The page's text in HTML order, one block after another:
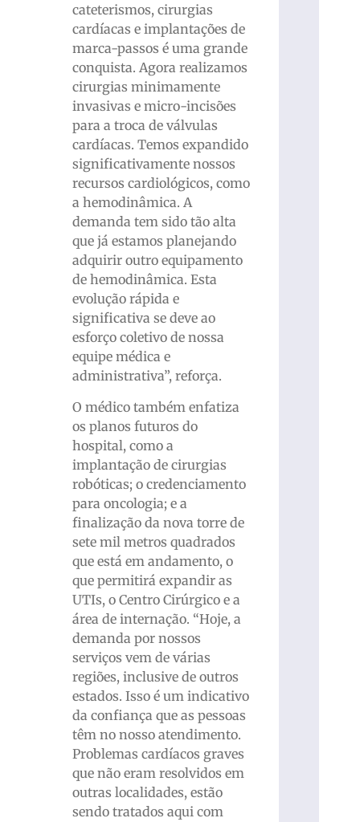
cateterismos, cirurgias
cardíacas e implantações de
marca-passos é uma grande
conquista. Agora realizamos
cirurgias minimamente
invasivas e micro-incisões
para a troca de válvulas
cardíacas. Temos expandido
significativamente nossos
recursos cardiológicos, como
a hemodinâmica. A
demanda tem sido tão alta
que já estamos planejando
adquirir outro equipamento
de hemodinâmica. Esta
evolução rápida e
significativa se deve ao
esforço coletivo de nossa
equipe médica e
administrativa”, reforça.
O médico também enfatiza
os planos futuros do
hospital, como a
implantação de cirurgias
robóticas; o credenciamento
para oncologia; e a
finalização da nova torre de
sete mil metros quadrados
que está em andamento, o
que permitirá expandir as
UTIs, o Centro Cirúrgico e a
área de internação. “Hoje, a
demanda por nossos
serviços vem de várias
regiões, inclusive de outros
estados. Isso é um indicativo
da confiança que as pessoas
têm no nosso atendimento.
Problemas cardíacos graves
que não eram resolvidos em
outras localidades, estão
sendo tratados aqui com